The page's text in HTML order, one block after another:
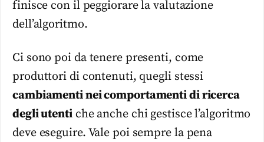
finisce con il peggiorare la valutazione
dell’algoritmo.
Ci sono poi da tenere presenti, come
produttori di contenuti, quegli stessi
cambiamenti nei comportamenti di ricerca
degli utentiche anche chi gestisce l’algoritmo
deve eseguire. Vale poi sempre la pena